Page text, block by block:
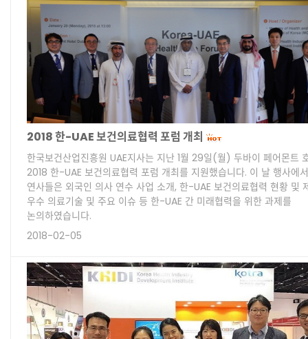
2018 한-UAE 보건의료협력 포럼 개최
한국보건산업진흥원 UAE지사는 지난 1월 29일(월) 두바이 페어몬트
2018 한-UAE 보건의료협력 포럼 개최를 지원했습니다. 이 날 행사에
연사들은 외국인 의사 연수 사업 소개, 한-UAE 보건의료협력 현황 및
우수 의료기술 및 주요 이슈 등 한-UAE 간 미래협력을 위한 과제를
논의하였습니다.
2018-02-05